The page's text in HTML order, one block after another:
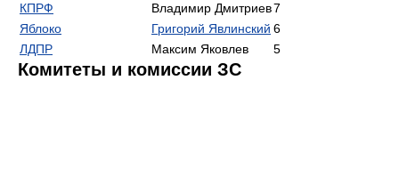
КПРФ
Владимир Дмитриев7
Яблоко
Григорий Явлинский 6
ЛДПР
Максим Яковлев 5
Комитеты и комиссии ЗС